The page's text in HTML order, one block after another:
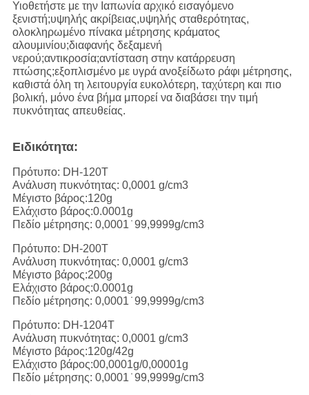
Υιοθετήστε με την Ιαπωνία αρχικό εισαγόμενο
ξενιστή;υψηλής ακρίβειας,υψηλής σταθερότητας,
ολοκληρωμένο πίνακα μέτρησης κράματος
αλουμινίου;διαφανής δεξαμενή
νερού;αντικροσία;αντίσταση στην κατάρρευση
πτώσης;εξοπλισμένο με υγρά ανοξείδωτο ράφι μέτρησης,
καθιστά όλη τη λειτουργία ευκολότερη, ταχύτερη και πιο
βολική, μόνο ένα βήμα μπορεί να διαβάσει την τιμή
πυκνότητας απευθείας.
Ειδικότητα:
Πρότυπο: DH-120T
Ανάλυση πυκνότητας: 0,0001 g/cm3
Μέγιστο βάρος:120g
Ελάχιστο βάρος:0.0001g
Πεδίο μέτρησης: 0,0001 ̇ 99,9999g/cm3
Πρότυπο: DH-200T
Ανάλυση πυκνότητας: 0,0001 g/cm3
Μέγιστο βάρος:200g
Ελάχιστο βάρος:0.0001g
Πεδίο μέτρησης: 0,0001 ̇ 99,9999g/cm3
Πρότυπο: DH-1204T
Ανάλυση πυκνότητας: 0,0001 g/cm3
Μέγιστο βάρος:120g/42g
Ελάχιστο βάρος:00,0001g/0,00001g
Πεδίο μέτρησης: 0,0001 ̇ 99,9999g/cm3